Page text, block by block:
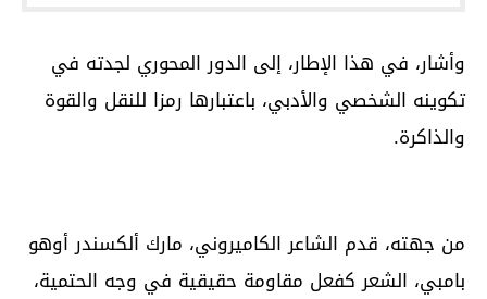
وأشار، في هذا الإطار، إلى الدور المحوري لجدته في
تكوينه الشخصي والأدبي، باعتبارها رمزا للنقل والقوة
والذاكرة.
من جهته، قدم الشاعر الكاميروني، مارك ألكسندر أوهو
بامبي، الشعر كفعل مقاومة حقيقية في وجه الحتمية،